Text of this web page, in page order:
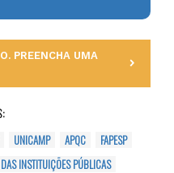
PREENCHA UMA
UNICAMP APQC
FAPESP
INSTITUIÇÕES PÚBLICAS